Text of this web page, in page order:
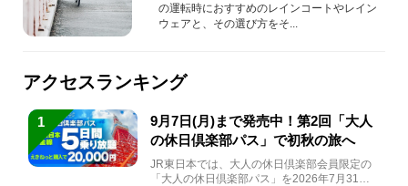
の運転時におすすめのレインコートやレイン
ウェアと、その選び方をそ...
アクセスランキング
1
9月7日(月)まで発売中！第2回「大人
の休日倶楽部パス」で初秋の旅へ
JR東日本では、大人の休日倶楽部会員限定の
「大人の休日倶楽部パス」を2026年7月31日